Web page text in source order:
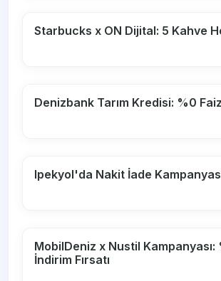
Starbucks x ON Dijital: 5 Kahve
Denizbank Tarım Kredisi: %0
Ipekyol'da Nakit İade
MobilDeniz x Nustil Kampanyası:
İndirim Fırsatı